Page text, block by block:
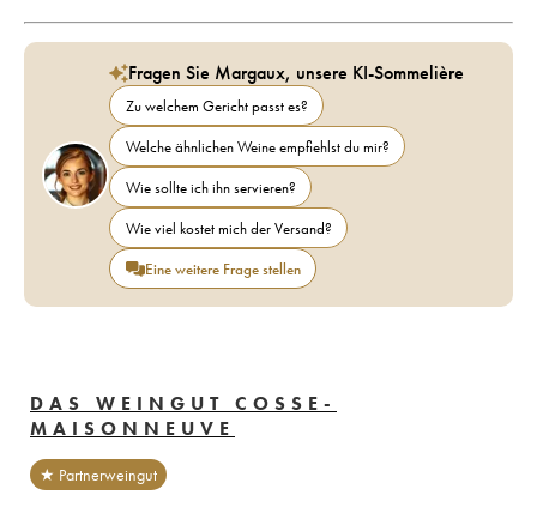
Fragen Sie Margaux, unsere KI-Sommelière
Zu welchem Gericht passt es?
Welche ähnlichen Weine empfiehlst du mir?
Wie sollte ich ihn servieren?
Wie viel kostet mich der Versand?
Eine weitere Frage stellen
DAS WEINGUT COSSE-
MAISONNEUVE
★ Partnerweingut